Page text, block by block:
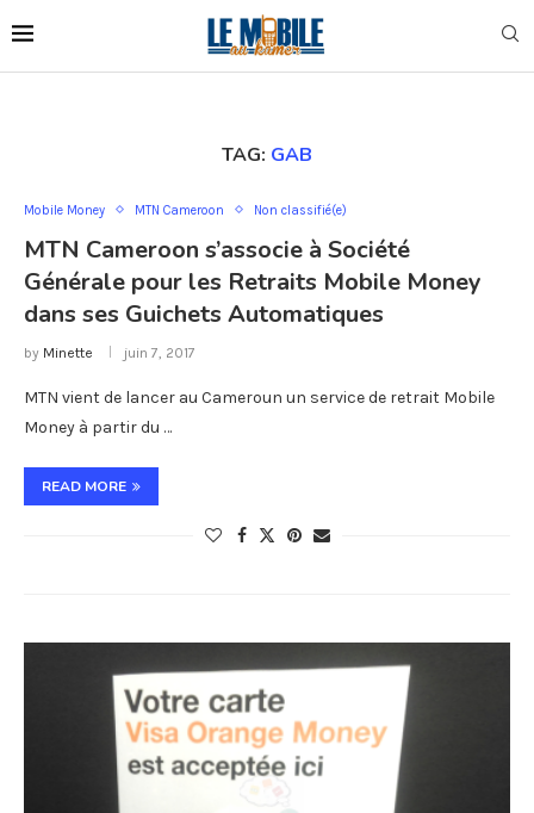
TAG: GAB
Mobile Money MTN Cameroon Non classifié(e)
MTN Cameroon s’associe à Société
Générale pour les Retraits Mobile Money
dans ses Guichets Automatiques
by Minette juin 7, 2017
MTN vient de lancer au Cameroun un service de retrait Mobile
Money à partir du …
READ MORE